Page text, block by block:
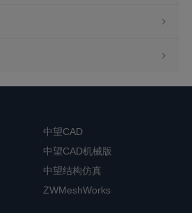
中望CAD
中望CAD机械版
中望结构仿真
ZWMeshWorks